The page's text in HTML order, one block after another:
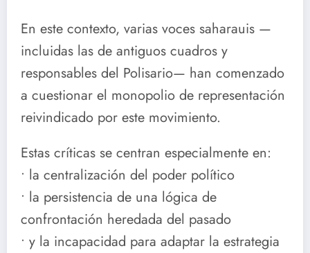
En este contexto, varias voces saharauis —
incluidas las de antiguos cuadros y
responsables del Polisario— han comenzado
a cuestionar el monopolio de representación
reivindicado por este movimiento.
Estas críticas se centran especialmente en:
• la centralización del poder político
• la persistencia de una lógica de
confrontación heredada del pasado
• y la incapacidad para adaptar la estrategia